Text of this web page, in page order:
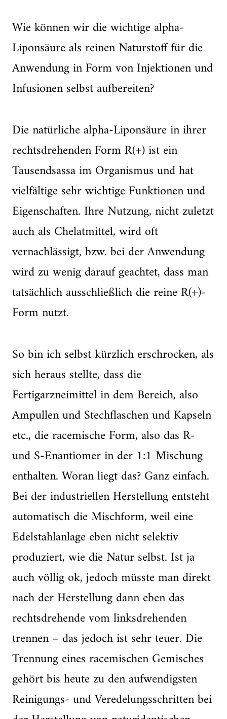
Wie können wir die wichtige alpha-
Liponsäure als reinen Naturstoff für die
Anwendung in Form von Injektionen und
Infusionen selbst aufbereiten?
Die natürliche alpha-Liponsäure in ihrer
rechtsdrehenden Form R(+) ist ein
Tausendsassa im Organismus und hat
vielfältige sehr wichtige Funktionen und
Eigenschaften. Ihre Nutzung, nicht zuletzt
auch als Chelatmittel, wird oft
vernachlässigt, bzw. bei der Anwendung
wird zu wenig darauf geachtet, dass man
tatsächlich ausschließlich die reine R(+)-
Form nutzt.
So bin ich selbst kürzlich erschrocken, als
sich heraus stellte, dass die
Fertigarzneimittel in dem Bereich, also
Ampullen und Stechflaschen und Kapseln
etc., die racemische Form, also das R-
und S-Enantiomer in der 1:1 Mischung
enthalten. Woran liegt das? Ganz einfach.
Bei der industriellen Herstellung entsteht
automatisch die Mischform, weil eine
Edelstahlanlage eben nicht selektiv
produziert, wie die Natur selbst. Ist ja
auch völlig ok, jedoch müsste man direkt
nach der Herstellung dann eben das
rechtsdrehende vom linksdrehenden
trennen – das jedoch ist sehr teuer. Die
Trennung eines racemischen Gemisches
gehört bis heute zu den aufwendigsten
Reinigungs- und Veredelungsschritten bei